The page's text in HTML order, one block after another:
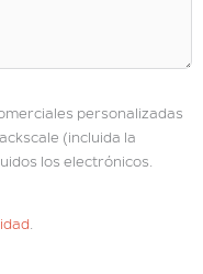
personalizadas
(incluida la
los electrónicos.
.